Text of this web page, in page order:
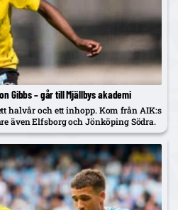
Gibbs – går till Mjällbys akademi
halvår och ett inhopp. Kom från AIK:s
även Elfsborg och Jönköping Södra.